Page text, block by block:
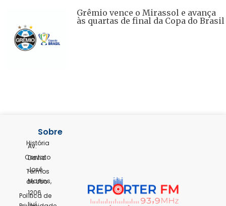
Grêmio vence o Mirassol e avança
às quartas de final da Copa do Brasil
Av.
David
José
Martins,
1206
Sobre
História
Contato
Termos
de Uso
Política de